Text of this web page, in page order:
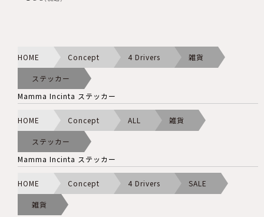
HOME Concept 4 Drivers 雑貨
ステッカー
Mamma Incinta ステッカー
HOME Concept ALL 雑貨
ステッカー
Mamma Incinta ステッカー
HOME Concept 4 Drivers SALE
雑貨